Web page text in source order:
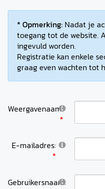
* Opmerking: Nadat je
toegang tot de website.
ingevuld worden.
Registratie kan enkele
graag even wachten tot
Weergavenaam:
E-mailadres:
Gebruikersnaam: